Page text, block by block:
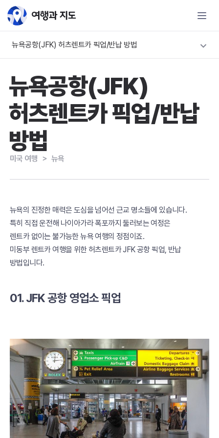
뉴욕공항(JFK) 허츠렌트카 픽업/반납 방법
뉴욕공항(JFK)
허츠렌트카 픽업/반납
방법
미국 여행 ＞ 뉴욕
뉴욕의 진정한 매력은 도심을 넘어선 근교 명소들에 있습니다.
특히 직접 운전해 나이아가라 폭포까지 둘러보는 여정은
렌트카 없이는 불가능한 뉴욕 여행의 정점이죠.
미동부 렌트카 여행을 위한 허츠렌트카 JFK 공항 픽업, 반납
방법입니다.
01. JFK 공항 영업소 픽업